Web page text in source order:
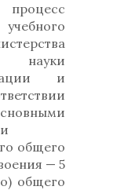
науки
и
общего
— 5
общего